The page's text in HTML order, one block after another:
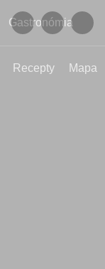
Gastronómia
Recepty Mapa